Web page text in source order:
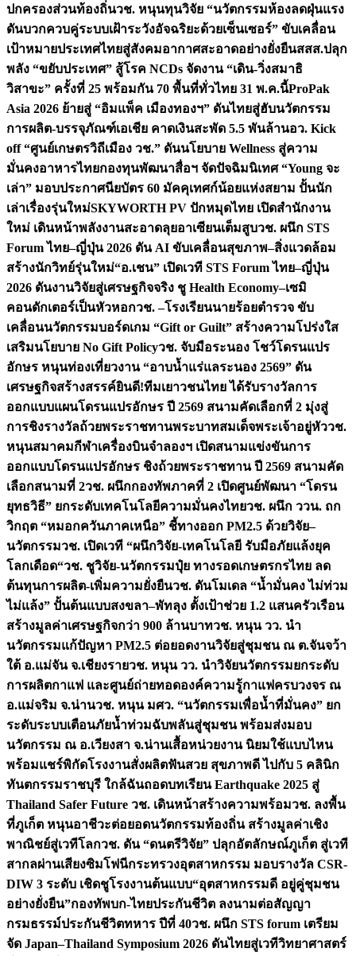
ปกครองส่วนท้องถิ่นวช. หนุนทุนวิจัย “นวัตกรรมห้องลดฝุ่นแรง
ดันบวกควบคู่ระบบเฝ้าระวังอัจฉริยะด้วยเซ็นเซอร์” ขับเคลื่อน
เป้าหมายประเทศไทยสู่สังคมอากาศสะอาดอย่างยั่งยืนสสส.ปลุก
พลัง “ขยับประเทศ” สู้โรค NCDs จัดงาน “เดิน-วิ่งสมาธิ
วิสาขะ” ครั้งที่ 25 พร้อมกัน 70 พื้นที่ทั่วไทย 31 พ.ค.นี้ProPak
Asia 2026 ย้ายสู่ “อิมแพ็ค เมืองทองฯ” ดันไทยสู่ฮับนวัตกรรม
การผลิต-บรรจุภัณฑ์เอเชีย คาดเงินสะพัด 5.5 พันล้านอว. Kick
off “ศูนย์เกษตรวิถีเมือง วช.” ดันนโยบาย Wellness สู่ความ
มั่นคงอาหารไทยกองทุนพัฒนาสื่อฯ จัดปัจฉิมนิเทศ “Young จะ
เล่า” มอบประกาศนียบัตร 60 มัคคุเทศก์น้อยแห่งสยาม ปั้นนัก
เล่าเรื่องรุ่นใหม่SKYWORTH PV ปักหมุดไทย เปิดสำนักงาน
ใหม่ เดินหน้าพลังงานสะอาดลุยอาเซียนเต็มสูบวช. ผนึก STS
Forum ไทย–ญี่ปุ่น 2026 ดัน AI ขับเคลื่อนสุขภาพ–สิ่งแวดล้อม
สร้างนักวิทย์รุ่นใหม่“อ.เชน” เปิดเวที STS Forum ไทย–ญี่ปุ่น
2026 ดันงานวิจัยสู่เศรษฐกิจจริง ชู Health Economy–เซมิ
คอนดักเตอร์เป็นหัวหอกวช. –โรงเรียนนายร้อยตำรวจ ขับ
เคลื่อนนวัตกรรมบอร์ดเกม “Gift or Guilt” สร้างความโปร่งใส
เสริมนโยบาย No Gift Policyวช. จับมือระนอง โชว์โดรนแปร
อักษร หนุนท่องเที่ยวงาน “อาบน้ำแร่แลระนอง 2569” ดัน
เศรษฐกิจสร้างสรรค์ยินดี!ทีมเยาวชนไทย ได้รับรางวัลการ
ออกแบบแผนโดรนแปรอักษร ปี 2569 สนามคัดเลือกที่ 2 มุ่งสู่
การชิงรางวัลถ้วยพระราชทานพระบาทสมเด็จพระเจ้าอยู่หัววช.
หนุนสมาคมกีฬาเครื่องบินจำลองฯ เปิดสนามแข่งขันการ
ออกแบบโดรนแปรอักษร ชิงถ้วยพระราชทาน ปี 2569 สนามคัด
เลือกสนามที่ 2วช. ผนึกกองทัพภาคที่ 2 เปิดศูนย์พัฒนา “โดรน
ยุทธวิธี” ยกระดับเทคโนโลยีความมั่นคงไทยวช. ผนึก ววน. ถก
วิกฤต “หมอกควันภาคเหนือ” ชี้ทางออก PM2.5 ด้วยวิจัย–
นวัตกรรมวช. เปิดเวที “ผนึกวิจัย-เทคโนโลยี รับมือภัยแล้งยุค
โลกเดือด“วช. ชูวิจัย-นวัตกรรมปุ๋ย ทางรอดเกษตรกรไทย ลด
ต้นทุนการผลิต-เพิ่มความยั่งยืนวช. ดันโมเดล “น้ำมั่นคง ไม่ท่วม
ไม่แล้ง” ปั้นต้นแบบสงขลา–พัทลุง ตั้งเป้าช่วย 1.2 แสนครัวเรือน
สร้างมูลค่าเศรษฐกิจกว่า 900 ล้านบาทวช. หนุน วว. นำ
นวัตกรรมแก้ปัญหา PM2.5 ต่อยอดงานวิจัยสู่ชุมชน ณ ต.จันจว้า
ใต้ อ.แม่จัน จ.เชียงรายวช. หนุน วว. นำวิจัยนวัตกรรมยกระดับ
การผลิตกาแฟ และศูนย์ถ่ายทอดองค์ความรู้กาแฟครบวงจร ณ
อ.แม่จริม จ.น่านวช. หนุน มศว. “นวัตกรรมเพื่อน้ำที่มั่นคง” ยก
ระดับระบบเตือนภัยน้ำท่วมฉับพลันสู่ชุมชน พร้อมส่งมอบ
นวัตกรรม ณ อ.เวียงสา จ.น่านเสื้อหน่วยงาน นิยมใช้แบบไหน
พร้อมแชร์พิกัดโรงงานสั่งผลิตฟันสวย สุขภาพดี ไปกับ 5 คลินิก
ทันตกรรมราชบุรี ใกล้ฉันถอดบทเรียน Earthquake 2025 สู่
Thailand Safer Future วช. เดินหน้าสร้างความพร้อมวช. ลงพื้น
ที่ภูเก็ต หนุนอาชีวะต่อยอดนวัตกรรมท้องถิ่น สร้างมูลค่าเชิง
พาณิชย์สู่เวทีโลกวช. ดัน “ดนตรีวิจัย” ปลุกอัตลักษณ์ภูเก็ต สู่เวที
สากลผ่านเสียงซิมโฟนีกระทรวงอุตสาหกรรม มอบรางวัล CSR-
DIW 3 ระดับ เชิดชูโรงงานต้นแบบ“อุตสาหกรรมดี อยู่คู่ชุมชน
อย่างยั่งยืน”กองทัพบก-ไทยประกันชีวิต ลงนามต่อสัญญา
กรมธรรม์ประกันชีวิตทหาร ปีที่ 40วช. ผนึก STS forum เตรียม
จัด Japan–Thailand Symposium 2026 ดันไทยสู่เวทีวิทยาศาสตร์